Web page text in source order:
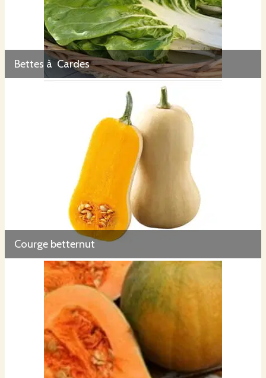
Bettes à Cardes
Courge betternut